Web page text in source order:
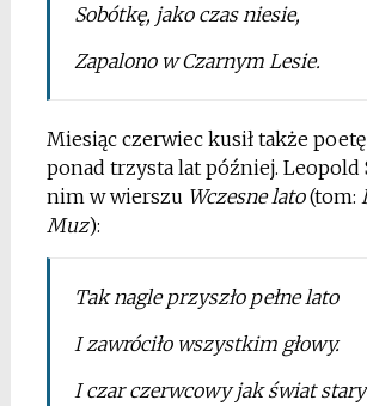
Sobótkę, jako czas niesie,
Zapalono w Czarnym Lesie.
Miesiąc czerwiec kusił także
ponad trzysta lat później. Leopold
nim w wierszu Wczesne lato(tom:
Muz):
Tak nagle przyszło pełne lato
I zawróciło wszystkim głowy.
I czar czerwcowy jak świat stary